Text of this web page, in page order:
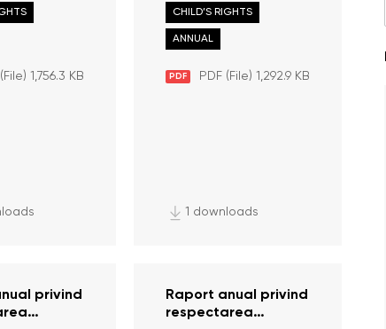
of
2023
1,756.3 KB
în Republica
Moldova în anul
2023
PDF PDF (File) 1,292.9 KB
CHILD’S RIGHTS
ANNUAL
1 downloads
privind
Raport anual privind
respectarea